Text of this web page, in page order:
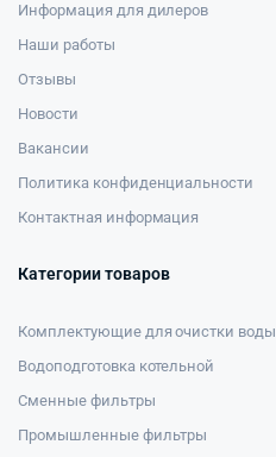
Информация для дилеров
Наши работы
Отзывы
Новости
Вакансии
Политика конфиденциальности
Контактная информация
Категории товаров
Комплектующие для очистки воды
Водоподготовка котельной
Сменные фильтры
Промышленные фильтры